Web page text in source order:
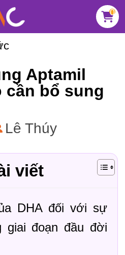
0
Aptamil
cần bổ sung
Lê Thúy
viết
DHA đối với sự
giai đoạn đầu đời